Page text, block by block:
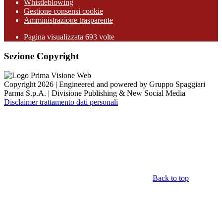
Whistleblowing
Gestione consensi cookie
Amministrazione trasparente
Pagina visualizzata 693 volte
Sezione Copyright
Copyright 2026 | Engineered and powered by Gruppo Spaggiari
Parma S.p.A. | Divisione Publishing & New Social Media
Disclaimer trattamento dati personali
Back to top